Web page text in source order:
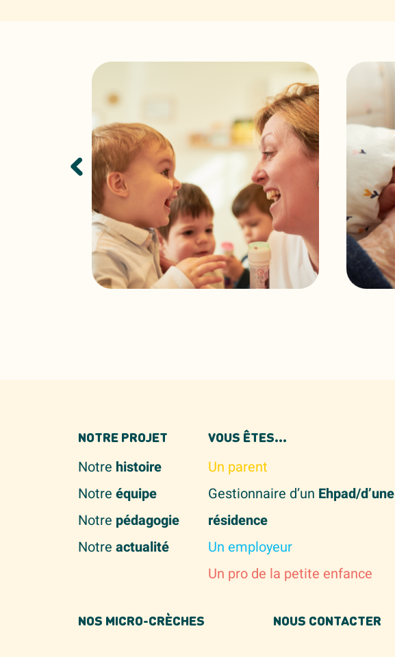
NOTRE PROJET
Notre histoire
Notre équipe
Notre pédagogie
Notre actualité
VOUS ÊTES...
Un parent
Gestionnaire d’un Ehpad/d’une
résidence
Un employeur
Un pro de la petite enfance
NOS MICRO-CRÈCHES NOUS CONTACTER